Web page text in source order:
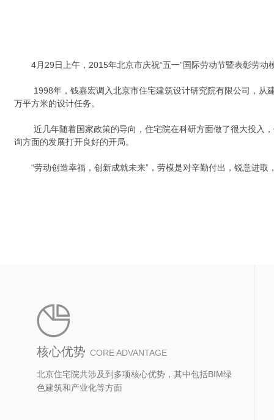
4月29日上午，2015年北京市庆祝“五一”国际劳动节暨表彰劳
1998年，钱嘉宏调入北京市住宅建筑设计研究院有限公司，
万平方米的设计任务。
近几年随着国家政策的导向，住宅院在科研方面做了很大投入
询方面的发展打开良好的开局。
“劳动创造幸福，创新成就未来”，劳模是对辛勤付出，锐意进
核心优势 CORE ADVANTAGE
北京住宅院共涉及到多项核心优势，其中包括BIM绿
色建筑和产业化等方面